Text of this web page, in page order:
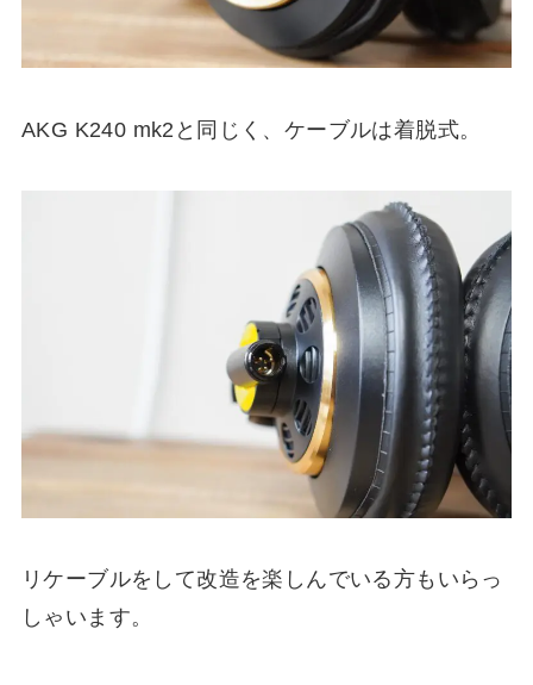
AKG K240 mk2と同じく、ケーブルは着脱式。
リケーブルをして改造を楽しんでいる方もいらっ
しゃいます。